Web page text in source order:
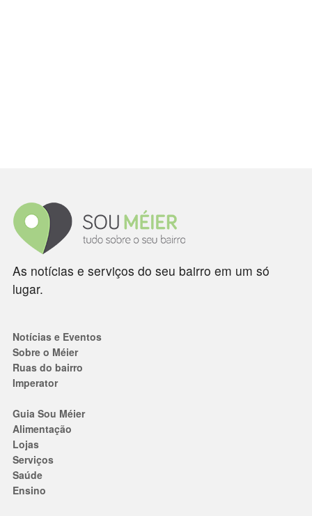
As notícias e serviços do seu bairro em um só
lugar.
Notícias e Eventos
Sobre o Méier
Ruas do bairro
Imperator
Guia Sou Méier
Alimentação
Lojas
Serviços
Saúde
Ensino